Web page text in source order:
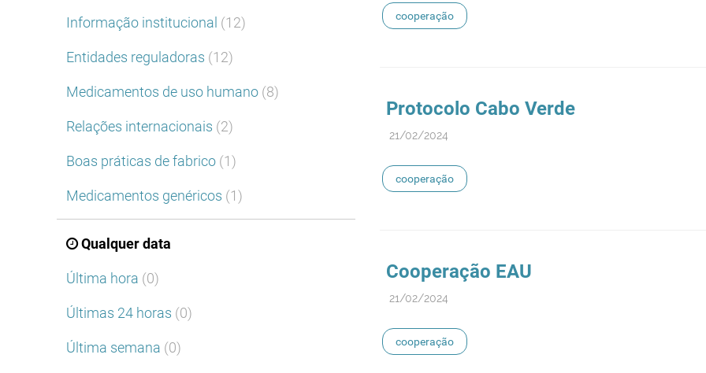
Informação institucional (12)
Entidades reguladoras (12)
Medicamentos de uso humano (8)
Relações internacionais (2)
Boas práticas de fabrico (1)
Medicamentos genéricos (1)
Qualquer data
Última hora (0)
Últimas 24 horas (0)
Última semana (0)
cooperação
Protocolo Cabo Verde
21/02/2024
cooperação
Cooperação EAU
21/02/2024
cooperação